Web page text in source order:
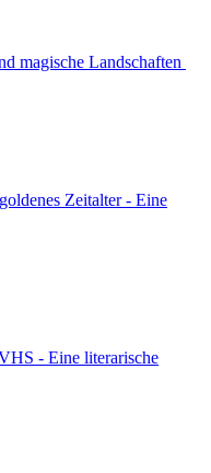
magische Landschaften
Zeitalter - Eine
- Eine literarische